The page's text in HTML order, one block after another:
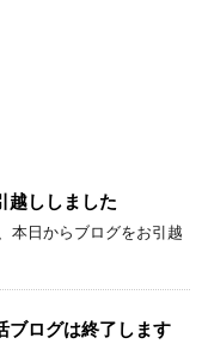
越ししました
本日からブログをお引越
ブログは終了します